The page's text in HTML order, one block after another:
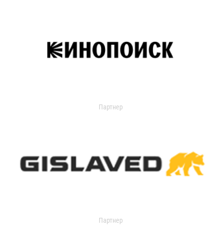
Партнер
Партнер